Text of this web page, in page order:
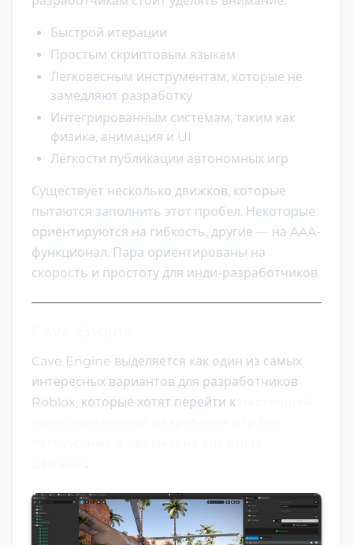
Быстрой итерации
Простым скриптовым языкам
Легковесным инструментам, которые не
замедляют разработку
Интегрированным системам, таким как
физика, анимация и UI
Лёгкости публикации автономных игр
Существует несколько движков, которые
пытаются заполнить этот пробел. Некоторые
ориентируются на гибкость, другие — на AAA-
функционал. Пара ориентированы на
скорость и простоту для инди-разработчиков.
Cave Engine выделяется как один из самых
интересных вариантов для разработчиков
Roblox, которые хотят перейти к
.